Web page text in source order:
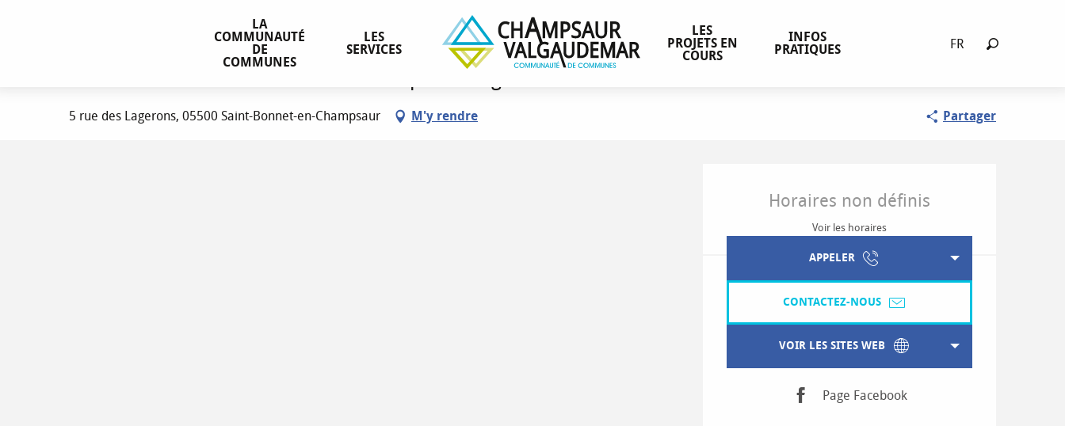
FR
LA
COMMUNAUTÉ
DE
COMMUNES
LES
SERVICES
LES
PROJETS EN
COURS
INFOS
PRATIQUES
Communauté de Communes du Champsaur Valgaudemar
5 rue des Lagerons, 05500 Saint-Bonnet-en-Champsaur M'y rendre Partager
Horaires non définis
Voir les horaires
APPELER
CONTACTEZ-NOUS
VOIR LES SITES WEB
Page Facebook